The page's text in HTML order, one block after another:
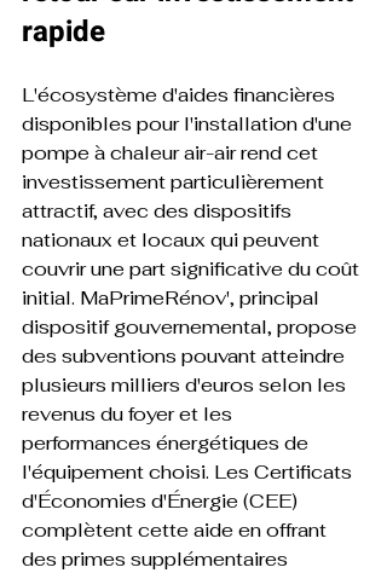
rapide
L'écosystème d'aides financières
disponibles pour l'installation d'une
pompe à chaleur air-air rend cet
investissement particulièrement
attractif, avec des dispositifs
nationaux et locaux qui peuvent
couvrir une part significative du coût
initial. MaPrimeRénov', principal
dispositif gouvernemental, propose
des subventions pouvant atteindre
plusieurs milliers d'euros selon les
revenus du foyer et les
performances énergétiques de
l'équipement choisi. Les Certificats
d'Économies d'Énergie (CEE)
complètent cette aide en offrant
des primes supplémentaires